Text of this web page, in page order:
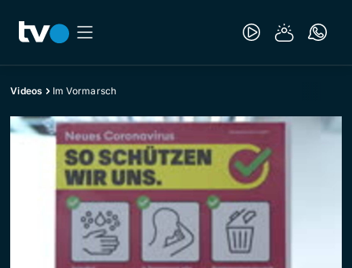
Videos Im Vormarsch